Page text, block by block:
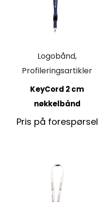
Logobånd,
Profileringsartikler
KeyCord 2 cm
nøkkelbånd
Pris på forespørsel